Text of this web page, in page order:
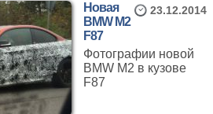
23.12.2014
Новая
BMW M2
F87
Фотографии новой
BMW M2 в кузове
F87